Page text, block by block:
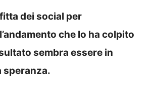
dei social per
che lo ha colpito
sembra essere in
speranza.